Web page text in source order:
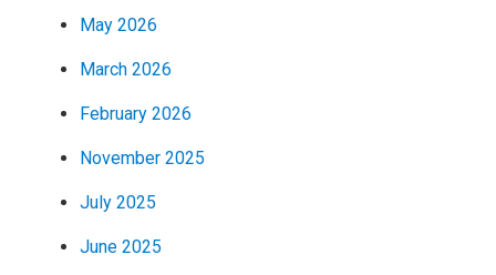
May 2026
March 2026
February 2026
November 2025
July 2025
June 2025